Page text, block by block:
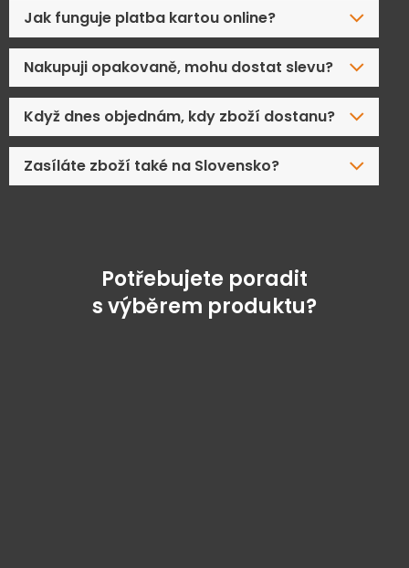
Jak funguje platba kartou online?
Nakupuji opakovaně, mohu dostat slevu?
Když dnes objednám, kdy zboží dostanu?
Zasíláte zboží také na Slovensko?
Potřebujete poradit
s výběrem produktu?